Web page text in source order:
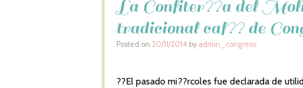
La Confiter??a del
tradicional caf?? de
Posted on 20/11/2014 by admin_congreso
??El pasado mi??rcoles fue declarada de